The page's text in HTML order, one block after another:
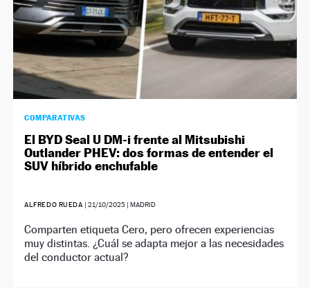
COMPARATIVAS
El BYD Seal U DM-i frente al Mitsubishi
Outlander PHEV: dos formas de entender el
SUV híbrido enchufable
ALFREDO RUEDA | 21/10/2025| MADRID
Comparten etiqueta Cero, pero ofrecen experiencias
muy distintas. ¿Cuál se adapta mejor a las necesidades
del conductor actual?